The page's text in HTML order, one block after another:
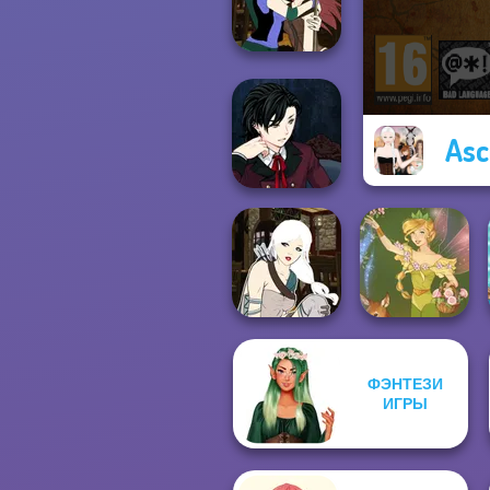
Couple Creator
Manga Creator -
Fantasy World...
Manga Creator
Vampire Hunter
P...
Manga Creator -
Fantasy World...
Vintage Fairy
ФЭНТЕЗИ
ИГРЫ